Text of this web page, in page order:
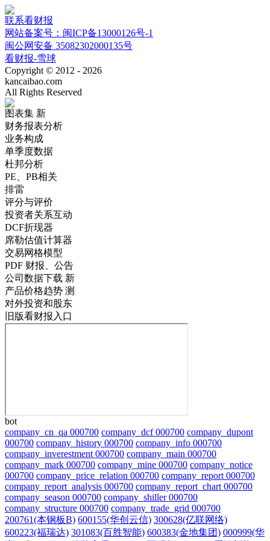
联系看财报
网站备案号：闽ICP备13000126号-1
闽公网安备 35082302000135号
看财报-雪球
Copyright © 2012 - 2026
kancaibao.com
All Rights Reserved
图表集 新
财务报表分析
业务构成
单季度数据
杜邦分析
PE、PB相关
排雷
评分与评价
投资者关系互动
DCF折现器
席勒估值计算器
交易网格模型
PDF 财报、公告
公司数据下载 新
产品价格趋势 测
对外投资和股东
旧版看财报入口
bot
company_cn_qa 000700 company_dcf 000700 company_dupont
000700 company_history 000700 company_info 000700
company_inverestment 000700 company_main 000700
company_mark 000700 company_mine 000700 company_notice
000700 company_price_relation 000700 company_report 000700
company_report_analysis 000700 company_report_chart 000700
company_season 000700 company_shiller 000700
company_structure 000700 company_trade_grid 000700
200761(本钢板B) 600155(华创云信) 300628(亿联网络)
600223(福瑞达) 301083(百胜智能) 600383(金地集团) 000999(华